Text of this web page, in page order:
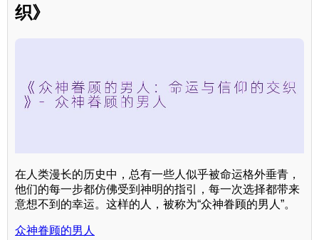
织》
在人类漫长的历史中，总有一些人似乎被命运格外垂青，
他们的每一步都仿佛受到神明的指引，每一次选择都带来
意想不到的幸运。这样的人，被称为“众神眷顾的男人”。
众神眷顾的男人